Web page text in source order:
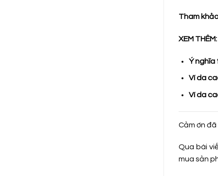
Tham
XEM THÊM:
Ý nghĩa
Ví da
Ví da
Cảm ơn
Qua bài
mua sản